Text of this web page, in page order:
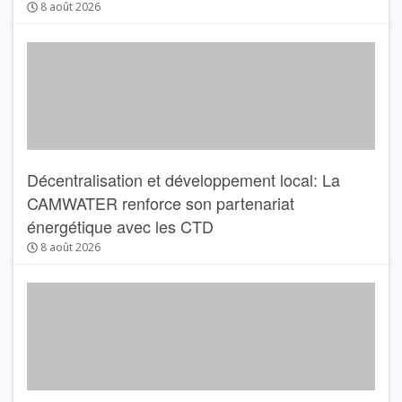
8 août 2026
Décentralisation et développement local: La
CAMWATER renforce son partenariat
énergétique avec les CTD
8 août 2026